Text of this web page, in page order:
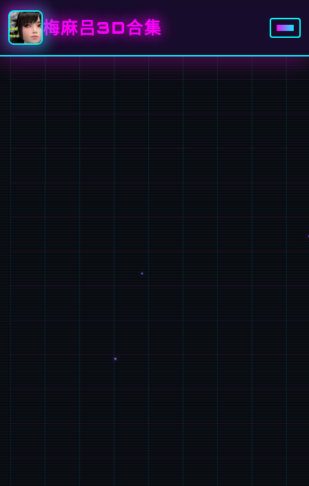
梅麻吕3D合集